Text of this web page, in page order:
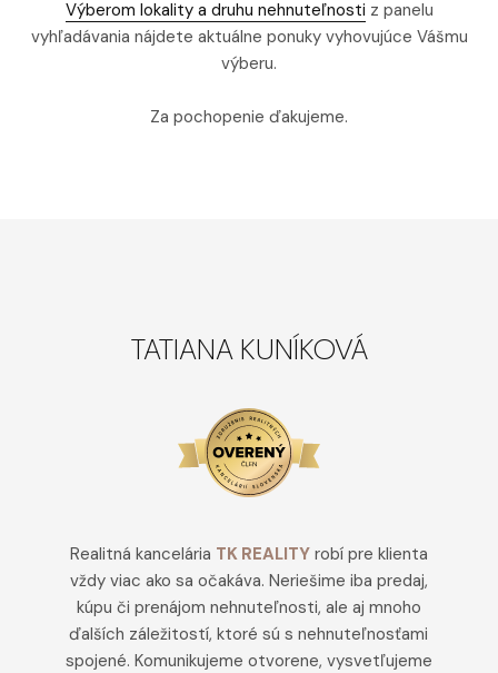
Výberom lokality a druhu nehnuteľnosti z panelu
vyhľadávania nájdete aktuálne ponuky vyhovujúce Vášmu
výberu.
Za pochopenie ďakujeme.
TATIANA KUNÍKOVÁ
Realitná kancelária TK REALITYrobí pre klienta
vždy viac ako sa očakáva. Neriešime iba predaj,
kúpu či prenájom nehnuteľnosti, ale aj mnoho
ďalších záležitostí, ktoré sú s nehnuteľnosťami
spojené. Komunikujeme otvorene, vysvetľujeme